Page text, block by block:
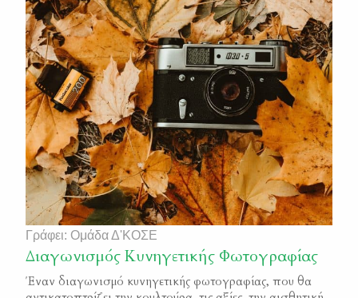
Γράφει: Ομάδα Δ'ΚΟΣΕ
Διαγωνισμός Κυνηγετικής Φωτογραφίας
Έναν διαγωνισμό κυνηγετικής φωτογραφίας, που θα